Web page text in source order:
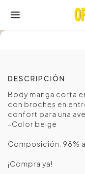
DESCRIPCIÓN
Body manga corta
con broches en
confort para una
-Color beige
Composición: 98%
¡Compra ya!